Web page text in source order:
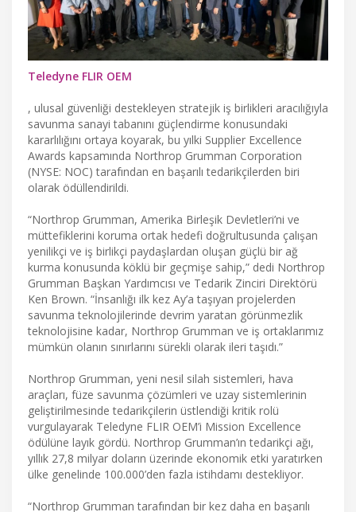
Teledyne FLIR OEM
, ulusal güvenliği destekleyen stratejik iş birlikleri aracılığıyla
savunma sanayi tabanını güçlendirme konusundaki
kararlılığını ortaya koyarak, bu yılki Supplier Excellence
Awards kapsamında Northrop Grumman Corporation
(NYSE: NOC) tarafından en başarılı tedarikçilerden biri
olarak ödüllendirildi.
“Northrop Grumman, Amerika Birleşik Devletleri’ni ve
müttefiklerini koruma ortak hedefi doğrultusunda çalışan
yenilikçi ve iş birlikçi paydaşlardan oluşan güçlü bir ağ
kurma konusunda köklü bir geçmişe sahip,” dedi Northrop
Grumman Başkan Yardımcısı ve Tedarik Zinciri Direktörü
Ken Brown. “İnsanlığı ilk kez Ay’a taşıyan projelerden
savunma teknolojilerinde devrim yaratan görünmezlik
teknolojisine kadar, Northrop Grumman ve iş ortaklarımız
mümkün olanın sınırlarını sürekli olarak ileri taşıdı.”
Northrop Grumman, yeni nesil silah sistemleri, hava
araçları, füze savunma çözümleri ve uzay sistemlerinin
geliştirilmesinde tedarikçilerin üstlendiği kritik rolü
vurgulayarak Teledyne FLIR OEM’i Mission Excellence
ödülüne layık gördü. Northrop Grumman’ın tedarikçi ağı,
yıllık 27,8 milyar doların üzerinde ekonomik etki yaratırken
ülke genelinde 100.000’den fazla istihdamı destekliyor.
“Northrop Grumman tarafından bir kez daha en başarılı